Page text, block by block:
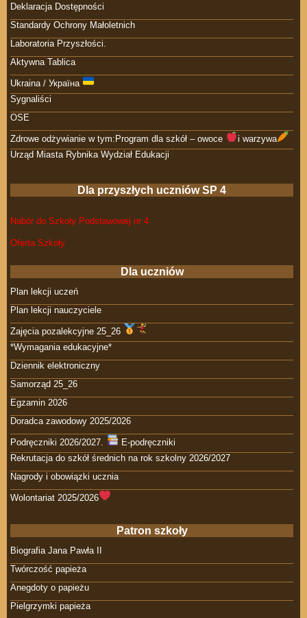
Deklaracja Dostępności
Standardy Ochrony Małoletnich
Laboratoria Przyszłości.
Aktywna Tablica
Ukraina / Україна
Sygnaliści
OSE
Zdrowe odżywianie w tym:Program dla szkół – owoce
i warzywa
Urząd Miasta Rybnika Wydział Edukacji
Dla przyszłych uczniów SP 4
Nabór do Szkoły Podstawowej nr 4
Oferta Szkoły
Dla uczniów
Plan lekcji uczeń
Plan lekcji nauczyciele
Zajęcia pozalekcyjne 25_26
*Wymagania edukacyjne*
Dziennik elektroniczny
Samorząd 25_26
Egzamin 2026
Doradca zawodowy 2025/2026
Podręczniki 2026/2027.
E-podręczniki
Rekrutacja do szkół średnich na rok szkolny 2026/2027
Nagrody i obowiązki ucznia
Wolontariat 2025/2026
Patron szkoły
Biografia Jana Pawła II
Twórczość papieża
Anegdoty o papieżu
Pielgrzymki papieża